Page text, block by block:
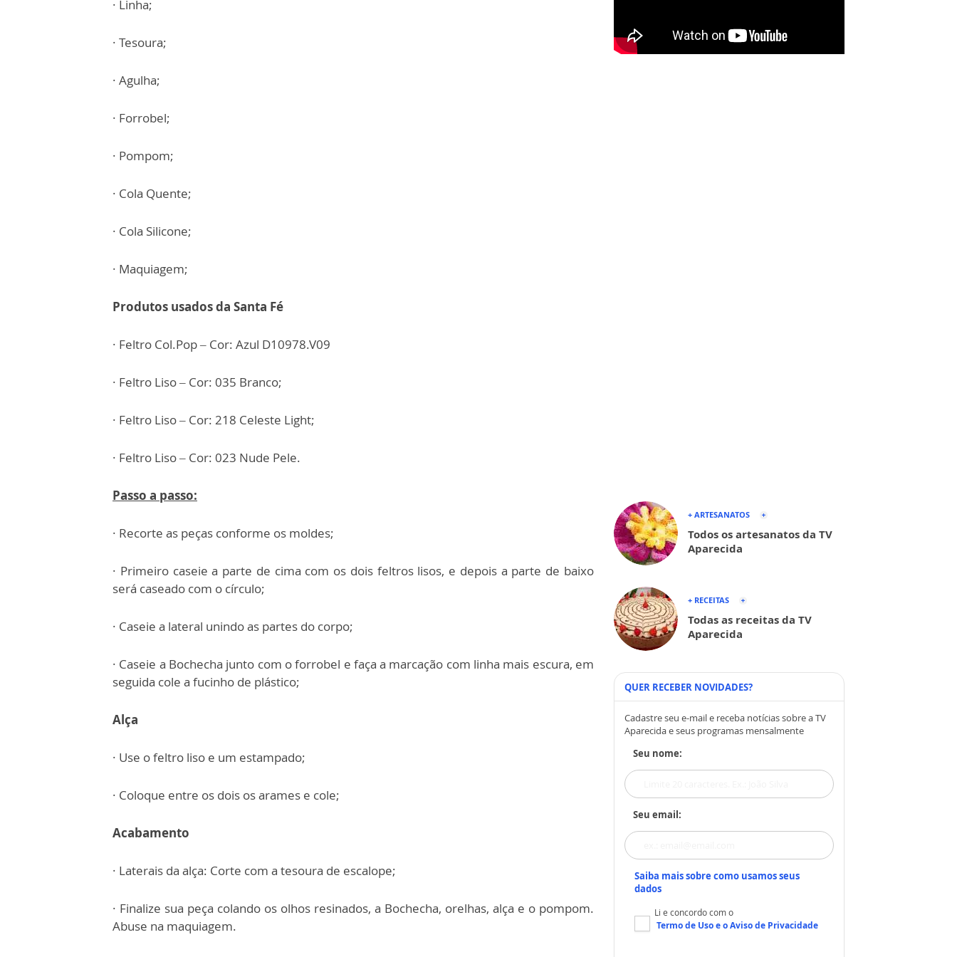
· Linha;
· Tesoura;
· Agulha;
· Forrobel;
· Pompom;
· Cola Quente;
· Cola Silicone;
· Maquiagem;
Produtos usados da Santa Fé
· Feltro Col.Pop – Cor: Azul D10978.V09
· Feltro Liso – Cor: 035 Branco;
· Feltro Liso – Cor: 218 Celeste Light;
· Feltro Liso – Cor: 023 Nude Pele.
Passo a passo:
· Recorte as peças conforme os moldes;
· Primeiro caseie a parte de cima com os dois feltros lisos, e depois a parte de baixo
será caseado com o círculo;
· Caseie a lateral unindo as partes do corpo;
· Caseie a Bochecha junto com o forrobel e faça a marcação com linha mais escura, em
seguida cole a fucinho de plástico;
Alça
· Use o feltro liso e um estampado;
· Coloque entre os dois os arames e cole;
Acabamento
· Laterais da alça: Corte com a tesoura de escalope;
· Finalize sua peça colando os olhos resinados, a Bochecha, orelhas, alça e o pompom.
Abuse na maquiagem.
+ ARTESANATOS
Todos os artesanatos da TV
Aparecida
+ RECEITAS
Todas as receitas da TV
Aparecida
QUER RECEBER NOVIDADES?
Cadastre seu e-mail e receba notícias sobre a TV
Aparecida e seus programas mensalmente
Seu nome:
Seu email:
Saiba mais sobre como usamos seus
dados
Li e concordo com o
Termo de Usoe oAviso de Privacidade